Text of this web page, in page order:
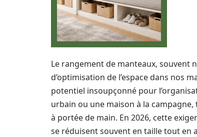
Le rangement de manteaux, souvent
d’optimisation de l’espace dans nos
potentiel insoupçonné pour
urbain ou une maison à la
à portée de main. En 2026, cette
se réduisent souvent en taille tout en